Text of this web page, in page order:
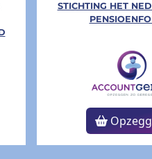
STICHTING HET